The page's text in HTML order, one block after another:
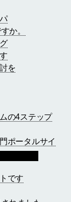
か。
を
の4ステップ
ポータルサイ
です